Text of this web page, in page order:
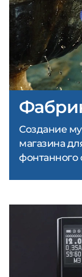
Создание
магазина
фонтанного